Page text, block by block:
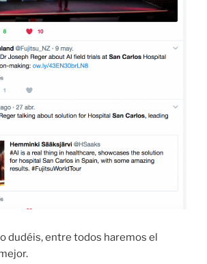
dudéis, entre todos haremos el